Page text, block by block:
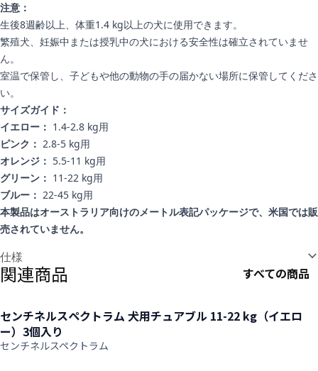
注意：
生後8週齢以上、体重1.4 kg以上の犬に使用できます。
繁殖犬、妊娠中または授乳中の犬における安全性は確立されていませ
ん。
室温で保管し、子どもや他の動物の手の届かない場所に保管してくださ
い。
サイズガイド：
イエロー： 1.4-2.8 kg用
ピンク： 2.8-5 kg用
オレンジ： 5.5-11 kg用
グリーン： 11-22 kg用
ブルー： 22-45 kg用
本製品はオーストラリア向けのメートル表記パッケージで、米国では販
売されていません。
仕様
関連商品 すべての商品
センチネルスペクトラム 犬用チュアブル 11-22 kg（イエロ
ー）3個入り
センチネルスペクトラム